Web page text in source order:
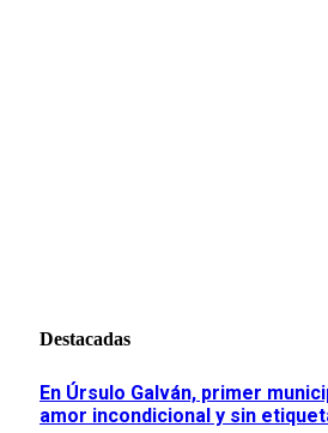
Destacadas
En Úrsulo Galván, primer
amor incondicional y sin